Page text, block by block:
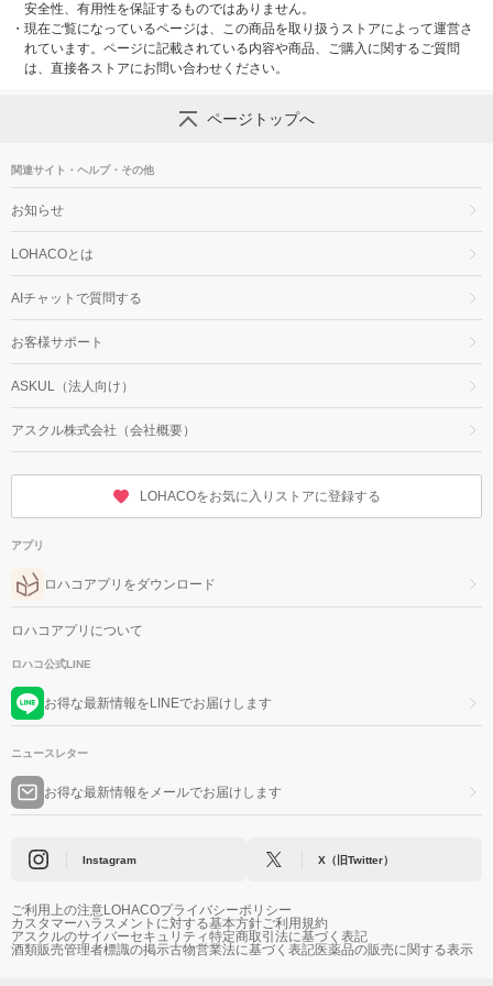
安全性、有用性を保証するものではありません。
・ 現在ご覧になっているページは、この商品を取り扱うストアによって運営さ
れています。ページに記載されている内容や商品、ご購入に関するご質問
は、直接各ストアにお問い合わせください。
ページトップへ
関連サイト・ヘルプ・その他
お知らせ
LOHACOとは
AIチャットで質問する
お客様サポート
ASKUL（法人向け）
アスクル株式会社（会社概要）
LOHACOをお気に入りストアに登録する
アプリ
ロハコアプリをダウンロード
ロハコアプリについて
ロハコ公式LINE
お得な最新情報をLINEでお届けします
ニュースレター
お得な最新情報をメールでお届けします
Instagram X（旧Twitter）
ご利用上の注意LOHACOプライバシーポリシー
カスタマーハラスメントに対する基本方針ご利用規約
アスクルのサイバーセキュリティ特定商取引法に基づく表記
酒類販売管理者標識の掲示古物営業法に基づく表記医薬品の販売に関する表示